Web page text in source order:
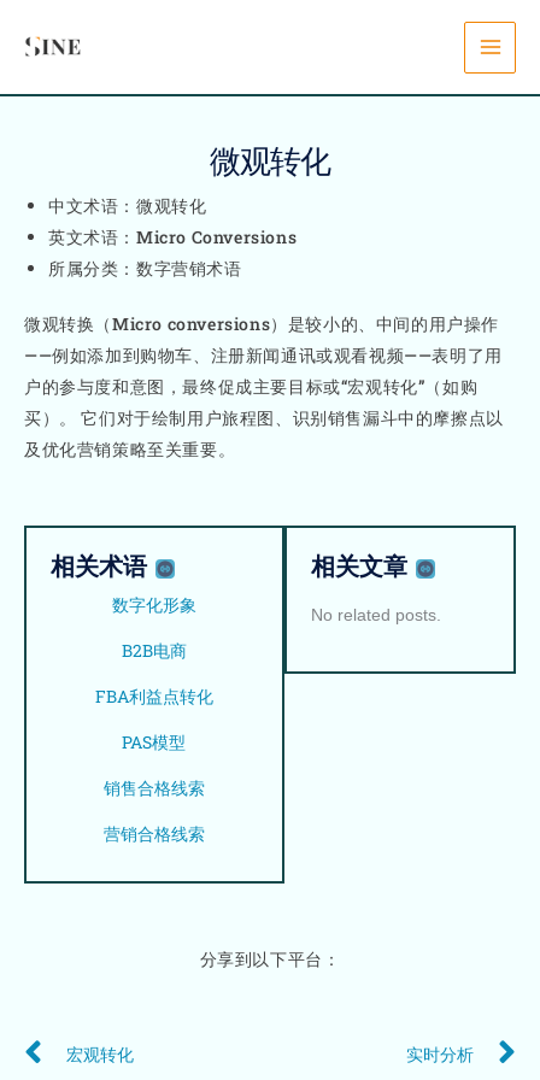
微观转化
中文术语：微观转化
英文术语：Micro Conversions
所属分类：数字营销术语
微观转换（Micro conversions）是较小的、中间的用户操作
——例如添加到购物车、注册新闻通讯或观看视频——表明了用
户的参与度和意图，最终促成主要目标或“宏观转化”（如购
买）。 它们对于绘制用户旅程图、识别销售漏斗中的摩擦点以
及优化营销策略至关重要。
相关术语
数字化形象
B2B电商
FBA利益点转化
PAS模型
销售合格线索
营销合格线索
相关文章
No related posts.
分享到以下平台：
宏观转化 实时分析